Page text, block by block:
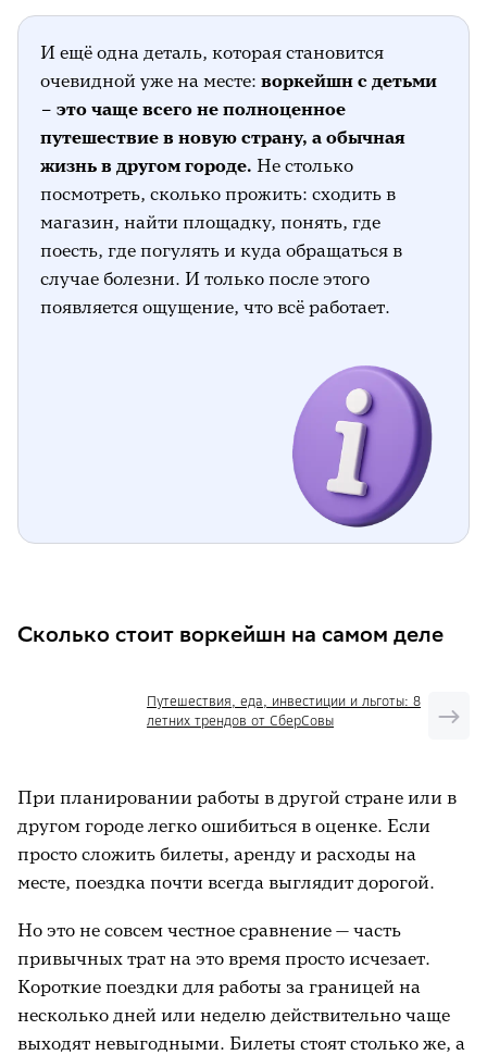
И ещё одна деталь, которая становится
очевидной уже на месте: воркейшн с детьми
– это чаще всего не полноценное
путешествие в новую страну, а обычная
жизнь в другом городе. Не столько
посмотреть, сколько прожить: сходить в
магазин, найти площадку, понять, где
поесть, где погулять и куда обращаться в
случае болезни. И только после этого
появляется ощущение, что всё работает.
Сколько стоит воркейшн на самом деле
Путешествия, еда, инвестиции и льготы: 8
летних трендов от СберСовы
При планировании работы в другой стране или в
другом городе легко ошибиться в оценке. Если
просто сложить билеты, аренду и расходы на
месте, поездка почти всегда выглядит дорогой.
Но это не совсем честное сравнение — часть
привычных трат на это время просто исчезает.
Короткие поездки для работы за границей на
несколько дней или неделю действительно чаще
выходят невыгодными. Билеты стоят столько же, а